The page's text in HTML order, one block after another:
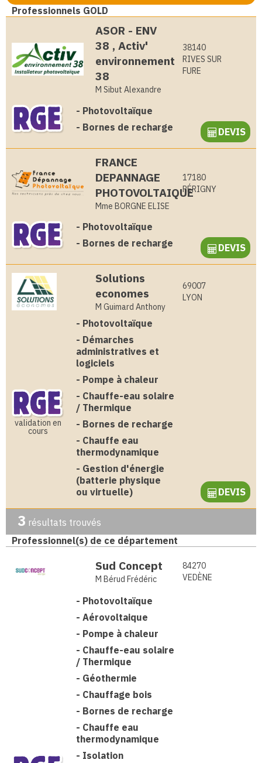
Professionnels GOLD
ASOR - ENV
38 , Activ'
environnement
38
M Sibut Alexandre
38140
RIVES SUR
FURE
- Photovoltaïque
- Bornes de recharge DEVIS
FRANCE
DEPANNAGE
PHOTOVOLTAIQUE
Mme BORGNE ELISE
17180
PÉRIGNY
- Photovoltaïque
- Bornes de recharge DEVIS
Solutions
economes
M Guimard Anthony
69007
LYON
validation en
cours
- Photovoltaïque
- Démarches
administratives et
logiciels
- Pompe à chaleur
- Chauffe-eau solaire
/ Thermique
- Bornes de recharge
- Chauffe eau
thermodynamique
- Gestion d'énergie
(batterie physique
ou virtuelle)
DEVIS
3 résultats trouvés
Professionnel(s) de ce département
Sud Concept
M Bérud Frédéric
84270
VEDÈNE
- Photovoltaïque
- Aérovoltaique
- Pompe à chaleur
- Chauffe-eau solaire
/ Thermique
- Géothermie
- Chauffage bois
- Bornes de recharge
- Chauffe eau
thermodynamique
- Isolation